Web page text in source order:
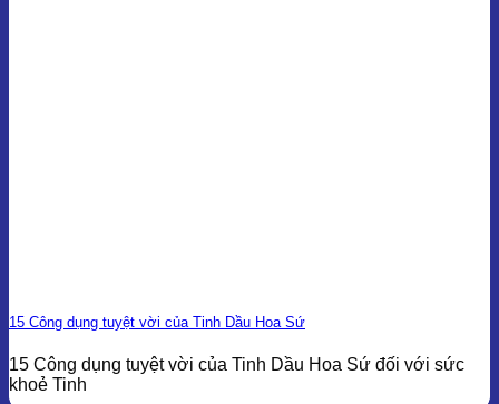
15 Công dụng tuyệt vời của Tinh Dầu Hoa Sứ
15 Công dụng tuyệt vời của Tinh Dầu Hoa Sứ đối với sức
khoẻ Tinh